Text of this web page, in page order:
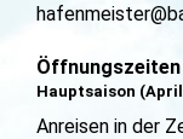
Hauptsaison
Anreisen in der